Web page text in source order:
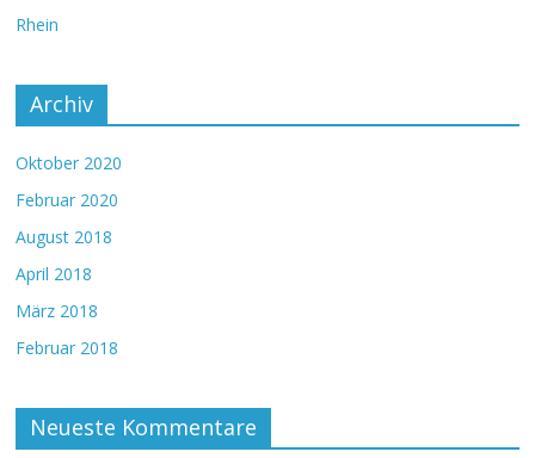
Rhein
Archiv
Oktober 2020
Februar 2020
August 2018
April 2018
März 2018
Februar 2018
Neueste Kommentare